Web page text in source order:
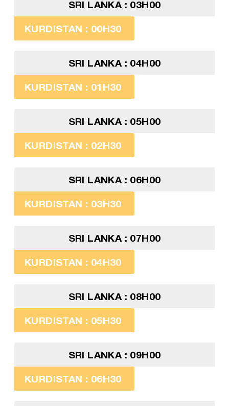
SRI LANKA : 03H00
KURDISTAN : 00H30
SRI LANKA : 04H00
KURDISTAN : 01H30
SRI LANKA : 05H00
KURDISTAN : 02H30
SRI LANKA : 06H00
KURDISTAN : 03H30
SRI LANKA : 07H00
KURDISTAN : 04H30
SRI LANKA : 08H00
KURDISTAN : 05H30
SRI LANKA : 09H00
KURDISTAN : 06H30